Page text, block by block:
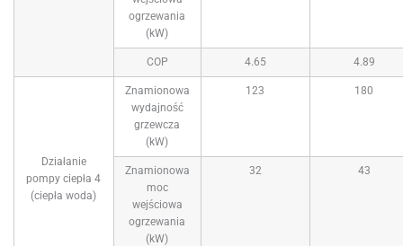
ogrzewania
(kW)
COP 4.65 4.89
Działanie
pompy ciepła 4
(ciepła woda)
Znamionowa
wydajność
grzewcza
(kW)
123 180
Znamionowa
moc
wejściowa
ogrzewania
(kW)
32 43